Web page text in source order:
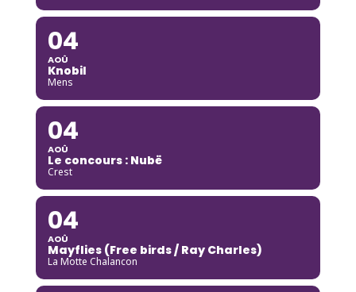
04
AOÛ
Knobil
Mens
04
AOÛ
Le concours : Nubë
Crest
04
AOÛ
Mayflies (Free birds / Ray Charles)
La Motte Chalancon